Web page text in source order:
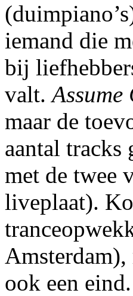
iemand die
bij
valt.
maar de
aantal tracks
met de twee
liveplaat).
ook een